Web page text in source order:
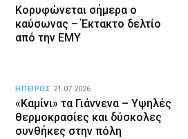
Κορυφώνεται σήμερα ο
καύσωνας – Έκτακτο δελτίο
από την ΕΜΥ
«Καμίνι» τα Γιάννενα – Υψηλές
θερμοκρασίες και δύσκολες
συνθήκες στην πόλη
ΗΠΕΙΡΟΣ 21.07.2026